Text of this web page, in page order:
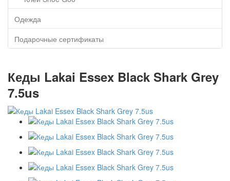
Одежда
Подарочные сертификаты
Кеды Lakai Essex Black Shark Grey
7.5us